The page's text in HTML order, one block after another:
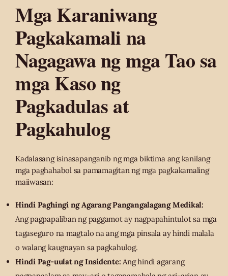
Mga Karaniwang
Pagkakamali na
Nagagawa ng mga Tao sa
mga Kaso ng
Pagkadulas at
Pagkahulog
Kadalasang isinasapanganib ng mga biktima ang kanilang
mga paghahabol sa pamamagitan ng mga pagkakamaling
maiiwasan:
Hindi Paghingi ng Agarang Pangangalagang Medikal:
Ang pagpapaliban ng paggamot ay nagpapahintulot sa mga
tagaseguro na magtalo na ang mga pinsala ay hindi malala
o walang kaugnayan sa pagkahulog.
Hindi Pag-uulat ng Insidente: Ang hindi agarang